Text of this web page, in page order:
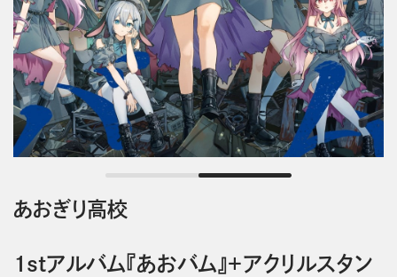
あおぎり高校
1stアルバム『あおバム』＋アクリルスタン